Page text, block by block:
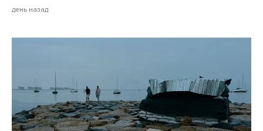
день назад